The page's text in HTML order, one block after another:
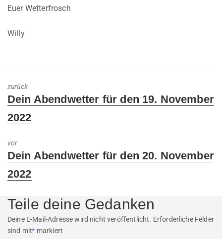
Euer Wetterfrosch
Willy
zurück
Previous
Dein Abendwetter für den 19. November
2022
vor
Next
Dein Abendwetter für den 20. November
2022
Teile deine Gedanken
Deine E-Mail-Adresse wird nicht veröffentlicht. Erforderliche Felder
sind mit* markiert